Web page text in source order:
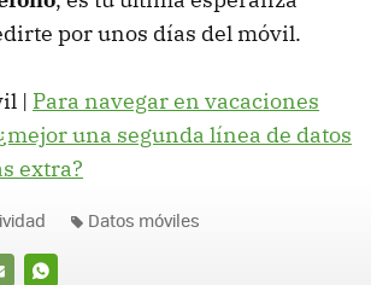
por unos días del móvil.
| Para navegar en vacaciones
una segunda línea de datos
extra?
Datos móviles